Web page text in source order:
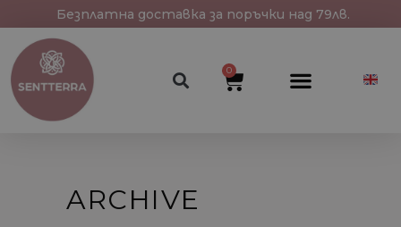
Безплатна доставка за поръчки над 79лв.
0
ARCHIVE